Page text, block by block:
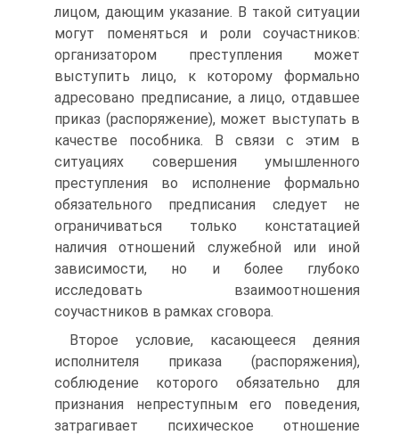
лицом, дающим указание. В такой ситуации
могут поменяться и роли соучастников:
организатором преступления может
выступить лицо, к которому формально
адресовано предписание, а лицо, отдавшее
приказ (распоряжение), может выступать в
качестве пособника. В связи с этим в
ситуациях совершения умышленного
преступления во исполнение формально
обязательного предписания следует не
ограничиваться только констатацией
наличия отношений служебной или иной
зависимости, но и более глубоко
исследовать взаимоотношения
соучастников в рамках сговора.
Второе условие, касающееся деяния
исполнителя приказа (распоряжения),
соблюдение которого обязательно для
признания непреступным его поведения,
затрагивает психическое отношение